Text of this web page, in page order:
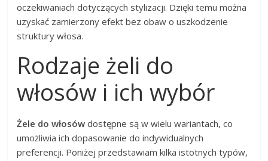
oczekiwaniach dotyczących stylizacji. Dzięki temu można
uzyskać zamierzony efekt bez obaw o uszkodzenie
struktury włosa.
Rodzaje żeli do
włosów i ich wybór
Żele do włosów dostępne są w wielu wariantach, co
umożliwia ich dopasowanie do indywidualnych
preferencji. Poniżej przedstawiam kilka istotnych typów,